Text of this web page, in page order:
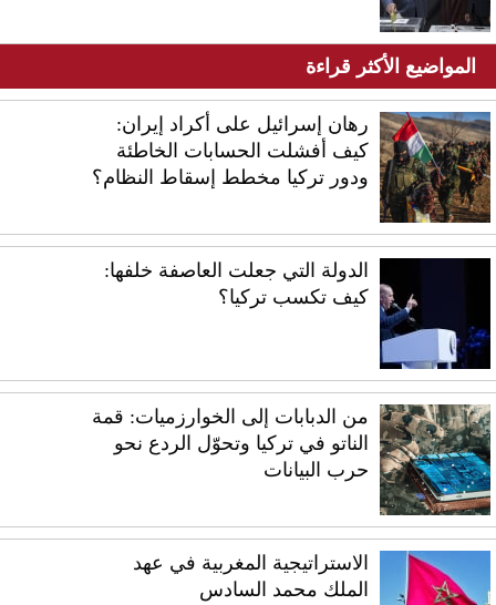
المواضيع الأكثر قراءة
رهان إسرائيل على أكراد إيران:
كيف أفشلت الحسابات الخاطئة
ودور تركيا مخطط إسقاط النظام؟
الدولة التي جعلت العاصفة خلفها:
كيف تكسب تركيا؟
من الدبابات إلى الخوارزميات: قمة
الناتو في تركيا وتحوّل الردع نحو
حرب البيانات
الاستراتيجية المغربية في عهد
الملك محمد السادس